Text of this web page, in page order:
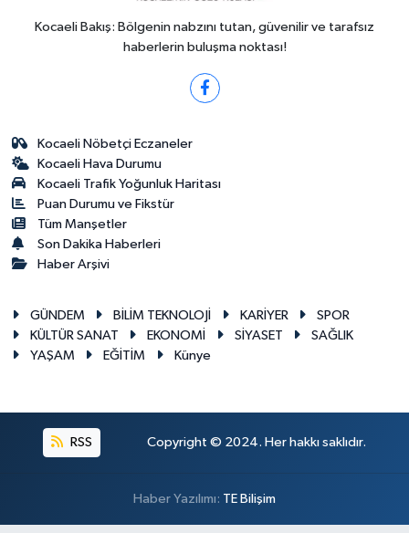
Kocaeli Bakış: Bölgenin nabzını tutan, güvenilir ve tarafsız
haberlerin buluşma noktası!
Kocaeli Nöbetçi Eczaneler
Kocaeli Hava Durumu
Kocaeli Trafik Yoğunluk Haritası
Puan Durumu ve Fikstür
Tüm Manşetler
Son Dakika Haberleri
Haber Arşivi
GÜNDEM BİLİM TEKNOLOJİ KARİYER
SPOR
KÜLTÜR SANAT
EKONOMİ SİYASET
SAĞLIK
YAŞAM
EĞİTİM Künye
RSS Copyright © 2024. Her hakkı saklıdır.
Haber Yazılımı: TE Bilişim